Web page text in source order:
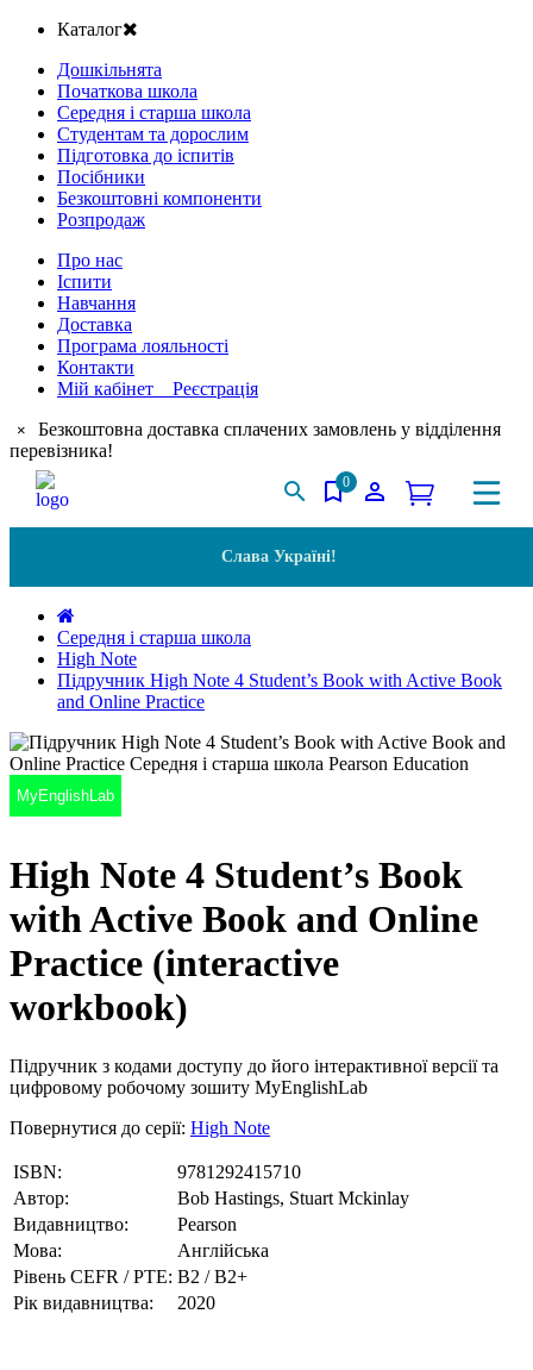
Каталог
Дошкільнята
Початкова школа
Середня і старша школа
Студентам та дорослим
Підготовка до іспитів
Посібники
Безкоштовні компоненти
Розпродаж
Про нас
Іспити
Навчання
Доставка
Програма лояльності
Контакти
Мій кабінет Реєстрація
×
Безкоштовна доставка сплачених замовлень у відділення
перевізника!
0
Слава Україні!
Середня і старша школа
High Note
Підручник High Note 4 Student’s Book with Active Book
and Online Practice
MyEnglishLab
High Note 4 Student’s Book
with Active Book and Online
Practice (interactive
workbook)
Підручник з кодами доступу до його інтерактивної версії та
цифровому робочому зошиту MyEnglishLab
Повернутися до серії: High Note
ISBN:
9781292415710
Автор:
Bob Hastings, Stuart Mckinlay
Видавництво:
Pearson
Мова:
Англійська
Рівень CEFR / PTE: B2 / B2+
Рік видавництва:
2020